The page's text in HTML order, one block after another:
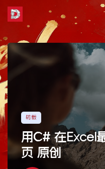
the
转载
用C# 在Excel
页 原创